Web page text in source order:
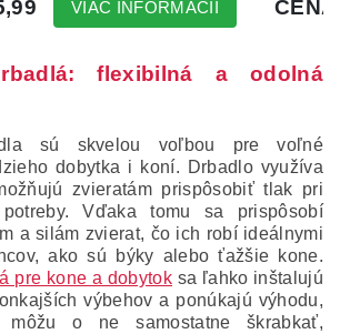
flexibilná a odolná
sú skvelou voľbou pre voľné
dobytka i koní. Drbadlo využíva
zvieratám prispôsobiť tlak pri
Vďaka tomu sa prispôsobí
a silám zvierat, čo ich robí ideálnymi
ako sú býky alebo ťažšie kone.
pre kone a dobytok sa ľahko inštalujú
výbehov a ponúkajú výhodu,
o ne samostatne škrabkať,